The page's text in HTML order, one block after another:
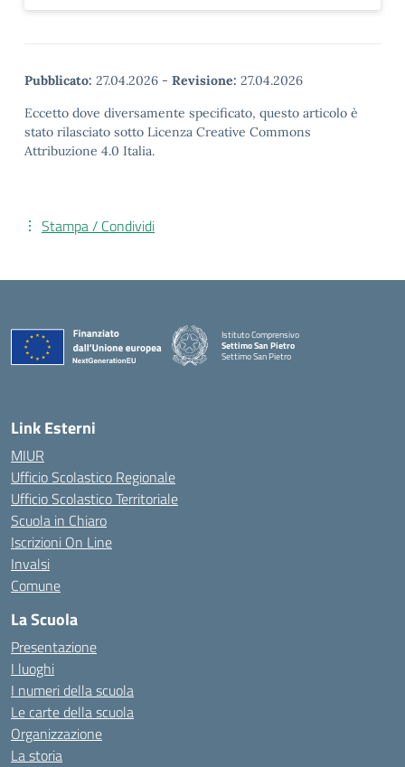
Pubblicato: 27.04.2026 - Revisione: 27.04.2026
Eccetto dove diversamente specificato, questo articolo è
stato rilasciato sotto Licenza Creative Commons
Attribuzione 4.0 Italia.
Stampa / Condividi
Istituto Comprensivo
Settimo San Pietro
Settimo San Pietro
Link Esterni
MIUR
Ufficio Scolastico Regionale
Ufficio Scolastico Territoriale
Scuola in Chiaro
Iscrizioni On Line
Invalsi
Comune
La Scuola
Presentazione
I luoghi
I numeri della scuola
Le carte della scuola
Organizzazione
La storia